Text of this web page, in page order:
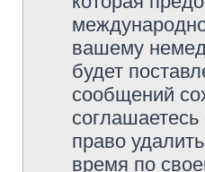
вашему
будет
сообщений
право
время по